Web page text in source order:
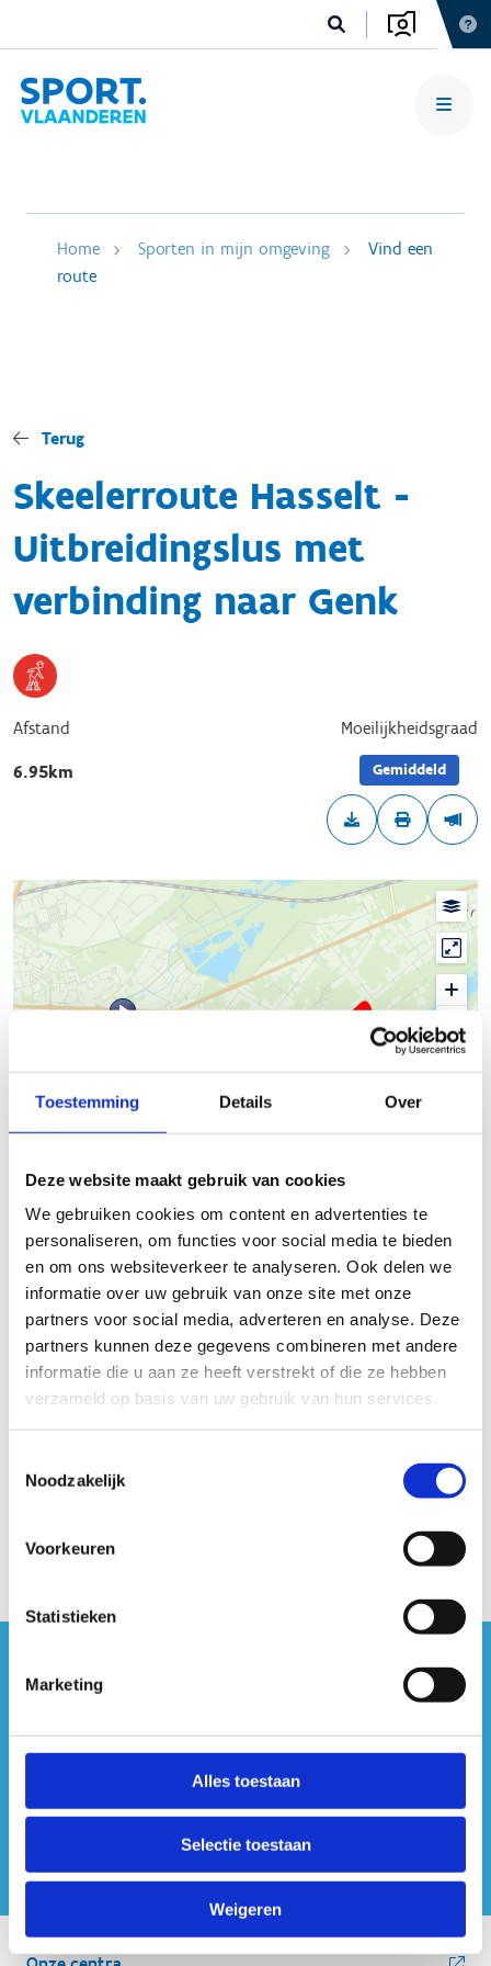
Toestemming Details Over
Deze website maakt gebruik van cookies
We gebruiken cookies om content en advertenties te
personaliseren, om functies voor social media te bieden
en om ons websiteverkeer te analyseren. Ook delen we
informatie over uw gebruik van onze site met onze
partners voor social media, adverteren en analyse. Deze
partners kunnen deze gegevens combineren met andere
informatie die u aan ze heeft verstrekt of die ze hebben
verzameld op basis van uw gebruik van hun services.
Noodzakelijk
Voorkeuren
Statistieken
Marketing
Alles toestaan
Selectie toestaan
Weigeren
Home Sporten in mijn omgeving
Vind een
route
Terug
Skeelerroute Hasselt -
Uitbreidingslus met
verbinding naar Genk
Afstand
6.95km
Moeilijkheidsgraad
Gemiddeld
© Thunderforest
Beschrijving van de route
Hasselt - Uitbreiding basislus.
Startplaatsen
#sportersbelevenmeer
ook op sociale media